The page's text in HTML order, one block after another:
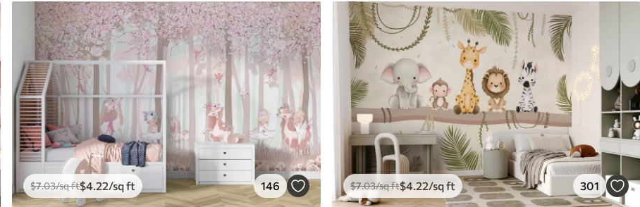
$7.03/sq ft$4 .22/sq ft 146 $7.03/sq ft$4.22/sq ft 301